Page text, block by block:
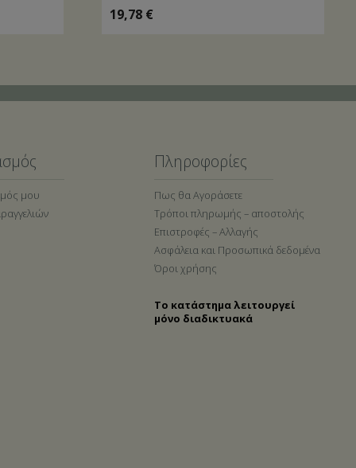
19,78 €
μου
Πληροφορίες
Πως θα Αγοράσετε
Τρόποι πληρωμής – αποστολής
Επιστροφές – Αλλαγής
Ασφάλεια και Προσωπικά δεδομένα
Όροι χρήσης
Το κατάστημα λειτουργεί
μόνο διαδικτυακά